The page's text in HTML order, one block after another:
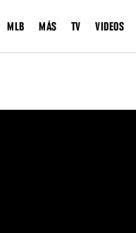
MLB MÁS TV VIDEOS